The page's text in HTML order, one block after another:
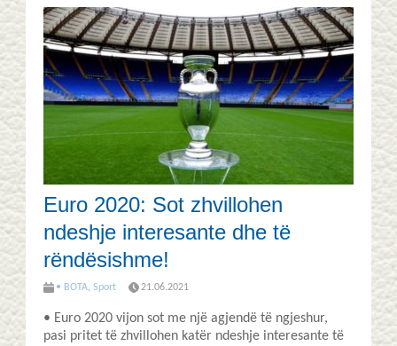
Euro 2020: Sot zhvillohen
ndeshje interesante dhe të
rëndësishme!
• BOTA, Sport 21.06.2021
• Euro 2020 vijon sot me një agjendë të ngjeshur,
pasi pritet të zhvillohen katër ndeshje interesante të